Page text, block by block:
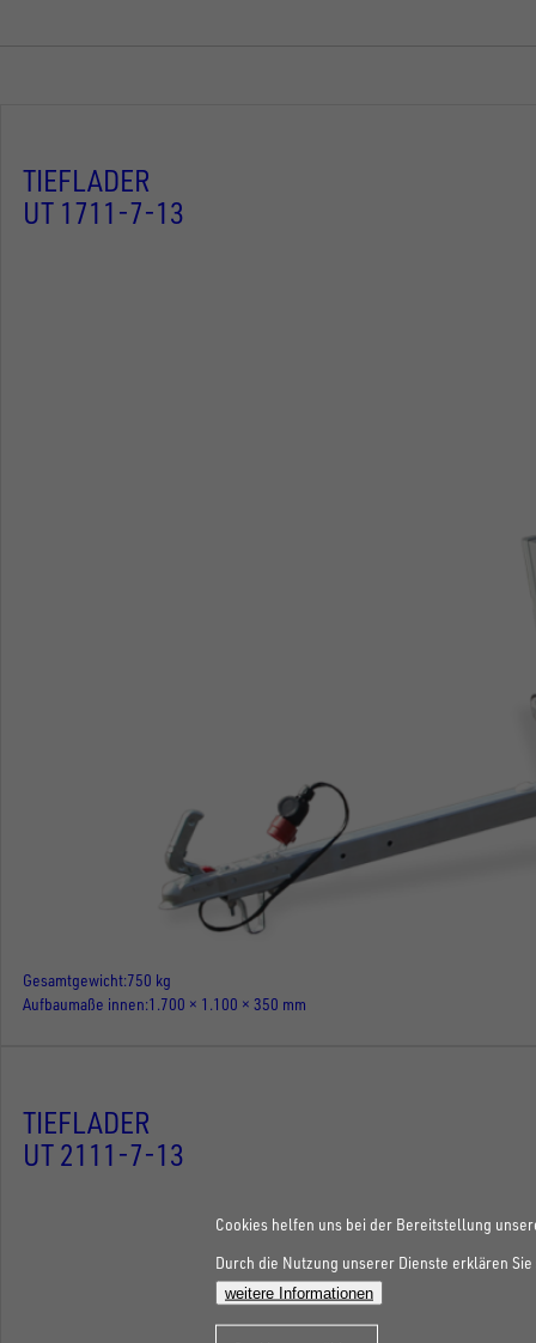
TIEFLADER
UT 1711-7-13
Gesamtgewicht 750 kg
Aufbaumaße innen 1.700 × 1.100 × 350 mm
TIEFLADER
UT 2111-7-13
Cookies helfen uns bei der Bereitstellung
Durch die Nutzung unserer Dienste erklären
weitere Informationen